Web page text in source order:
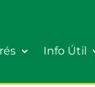
Info Útil